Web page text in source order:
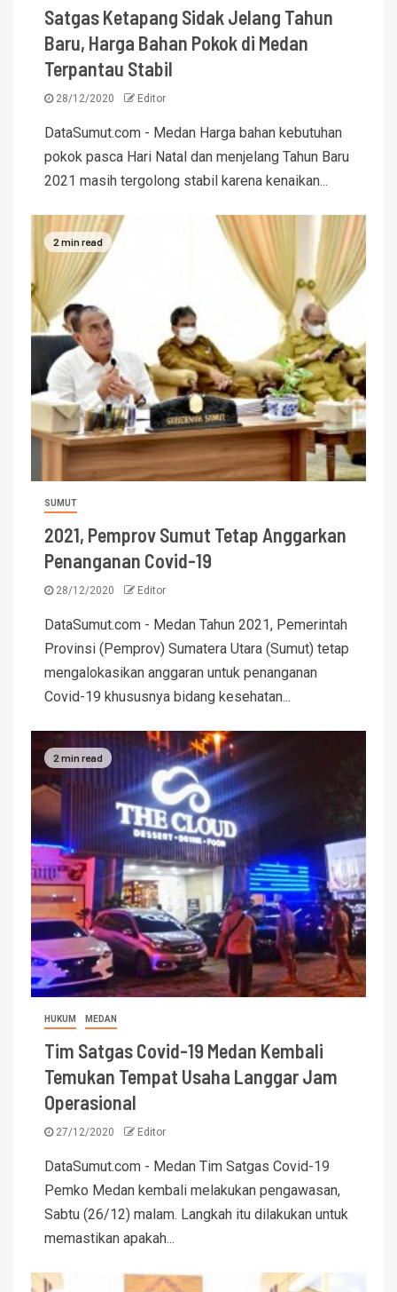
Satgas Ketapang Sidak Jelang Tahun
Baru, Harga Bahan Pokok di Medan
Terpantau Stabil
28/12/2020 Editor
DataSumut.com - Medan Harga bahan kebutuhan
pokok pasca Hari Natal dan menjelang Tahun Baru
2021 masih tergolong stabil karena kenaikan...
2 min read
SUMUT
2021, Pemprov Sumut Tetap Anggarkan
Penanganan Covid-19
28/12/2020 Editor
DataSumut.com - Medan Tahun 2021, Pemerintah
Provinsi (Pemprov) Sumatera Utara (Sumut) tetap
mengalokasikan anggaran untuk penanganan
Covid-19 khususnya bidang kesehatan...
2 min read
HUKUM MEDAN
Tim Satgas Covid-19 Medan Kembali
Temukan Tempat Usaha Langgar Jam
Operasional
27/12/2020 Editor
DataSumut.com - Medan Tim Satgas Covid-19
Pemko Medan kembali melakukan pengawasan,
Sabtu (26/12) malam. Langkah itu dilakukan untuk
memastikan apakah...